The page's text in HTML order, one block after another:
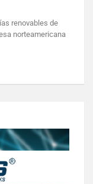
renovables de
norteamericana